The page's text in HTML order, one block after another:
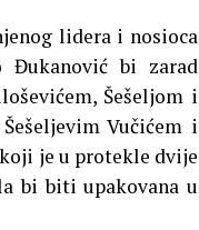
lidera i nosioca
Đukanović bi zarad
Šešeljom i
Vučićem i
je u protekle dvije
bi biti upakovana u